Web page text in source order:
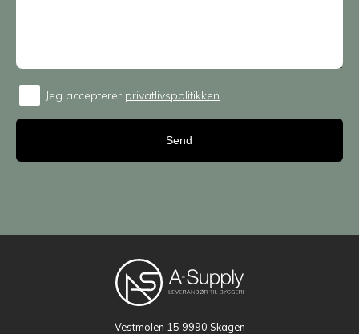
Consent
Jeg accepterer privatlivspolitikken
Vestmolen 15 9990 Skagen